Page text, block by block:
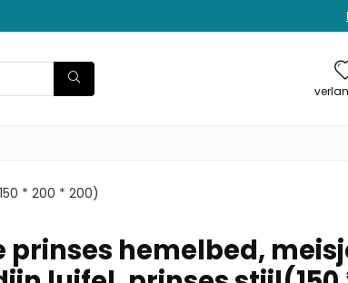
* 200 * 200)
prinses hemelbed,